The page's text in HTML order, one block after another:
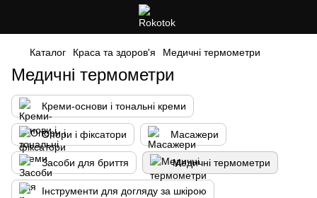
Каталог Краса та здоров'я Медичні термометри
Медичні термометри
Креми-основи і тональні креми
Опори і фіксатори Масажери
Засоби для бриття Медичні термометри
Інструменти для догляду за шкірою